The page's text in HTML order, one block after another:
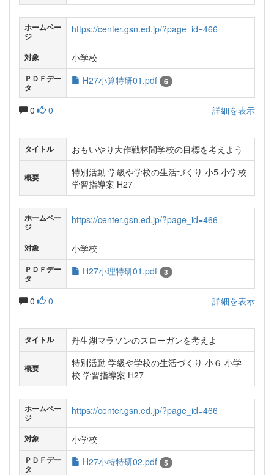
ホームペー
ジ
https://center.gsn.ed.jp/?page_id=466
対象 小学校
ＰＤＦデー
タ
H27小算特研01.pdf 6
0 0 詳細を表示
タイトル おもいやり大作戦林間学校の目標を考えよう
概要
特別活動 学級や学校の生活づくり 小5 小学校
学習指導案 H27
ホームペー
ジ
https://center.gsn.ed.jp/?page_id=466
対象 小学校
ＰＤＦデー
タ
H27小理特研01.pdf 3
0 0 詳細を表示
タイトル 丹生湖マラソンのスローガンを考えよ
概要
特別活動 学級や学校の生活づくり 小６ 小学
校 学習指導案 H27
ホームペー
ジ
https://center.gsn.ed.jp/?page_id=466
対象 小学校
ＰＤＦデー
タ
H27小特特研02.pdf 5